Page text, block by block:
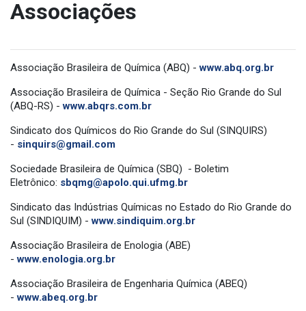
Associações
Associação Brasileira de Química (ABQ) -www.abq.org.br
Associação Brasileira de Química - Seção Rio Grande do Sul
(ABQ-RS) -www.abqrs.com.br
Sindicato dos Químicos do Rio Grande do Sul (SINQUIRS)
- sinquirs@gmail.com
Sociedade Brasileira de Química (SBQ) - Boletim
Eletrônico: sbqmg@apolo.qui.ufmg.br
Sindicato das Indústrias Químicas no Estado do Rio Grande do
Sul (SINDIQUIM) -www.sindiquim.org.br
Associação Brasileira de Enologia (ABE)
-www.enologia.org.br
Associação Brasileira de Engenharia Química (ABEQ)
-www.abeq.org.br